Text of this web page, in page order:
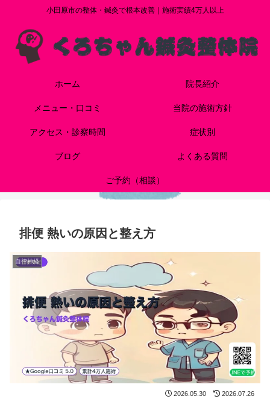
小田原市の整体・鍼灸で根本改善｜施術実績4万人以上
ホーム 院長紹介
メニュー・口コミ 当院の施術方針
アクセス・診察時間 症状別
ブログ よくある質問
ご予約（相談）
排便 熱いの原因と整え方
自律神経
2026.05.30 2026.07.26